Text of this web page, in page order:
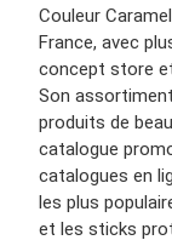
Couleur
France, avec
concept store
Son
produits de
catalogue
catalogues en
les plus
et les sticks